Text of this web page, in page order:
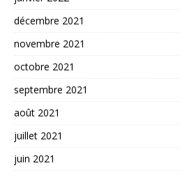
décembre 2021
novembre 2021
octobre 2021
septembre 2021
août 2021
juillet 2021
juin 2021